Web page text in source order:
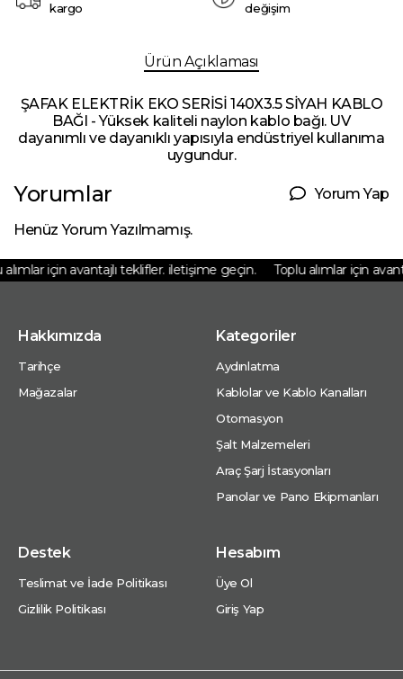
kargo
değişim
Ürün Açıklaması
ŞAFAK ELEKTRİK EKO SERİSİ 140X3.5 SİYAH KABLO
BAĞI - Yüksek kaliteli naylon kablo bağı. UV
dayanımlı ve dayanıklı yapısıyla endüstriyel kullanıma
uygundur.
Yorumlar Yorum Yap
Henüz Yorum Yazılmamış.
için avantajlı teklifler. iletişime geçin. Toplu alımlar için
Hakkımızda
Tarihçe
Mağazalar
Kategoriler
Aydınlatma
Kablolar ve Kablo Kanalları
Otomasyon
Şalt Malzemeleri
Araç Şarj İstasyonları
Panolar ve Pano Ekipmanları
Destek
Teslimat ve İade Politikası
Gizlilik Politikası
Hesabım
Üye Ol
Giriş Yap